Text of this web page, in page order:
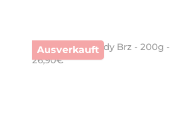
Ausverkauft